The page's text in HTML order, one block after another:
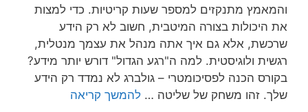
והמאמץ מתנקזים למספר שעות קריטיות. כדי למצות
את היכולות בצורה המיטבית, חשוב לא רק הידע
שרכשת, אלא גם איך אתה מנהל את עצמך מנטלית,
רגשית ולוגיסטית. למה ה"רגע הגדול" דורש יותר מידע?
בקורס הכנה לפסיכומטרי – גולברג לא נמדד רק הידע
שלך. זהו משחק של שליטה … להמשך קריאה